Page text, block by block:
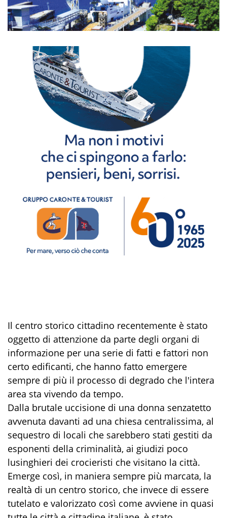
Il centro storico cittadino recentemente è stato
oggetto di attenzione da parte degli organi di
informazione per una serie di fatti e fattori non
certo edificanti, che hanno fatto emergere
sempre di più il processo di degrado che l'intera
area sta vivendo da tempo.
Dalla brutale uccisione di una donna senzatetto
avvenuta davanti ad una chiesa centralissima, al
sequestro di locali che sarebbero stati gestiti da
esponenti della criminalità, ai giudizi poco
lusinghieri dei crocieristi che visitano la città.
Emerge così, in maniera sempre più marcata, la
realtà di un centro storico, che invece di essere
tutelato e valorizzato così come avviene in quasi